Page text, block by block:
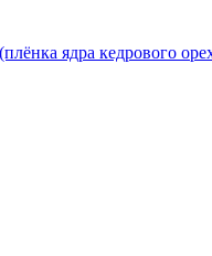
ядра кедрового